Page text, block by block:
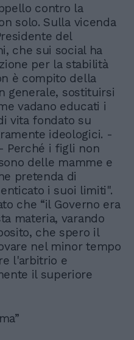
contro la
solo. Sulla vicenda
del
che sui social ha
per la stabilità
è compito della
generale, sostituirsi
vadano educati i
vita fondato su
ideologici. -
Perché i figli non
delle mamme e
pretenda di
i suoi limiti".
che “il Governo era
materia, varando
che spero il
nel minor tempo
l'arbitrio e
il superiore